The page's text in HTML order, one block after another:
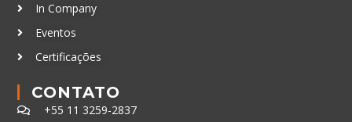
In Company
Eventos
Certificações
CONTATO
+55 11 3259-2837